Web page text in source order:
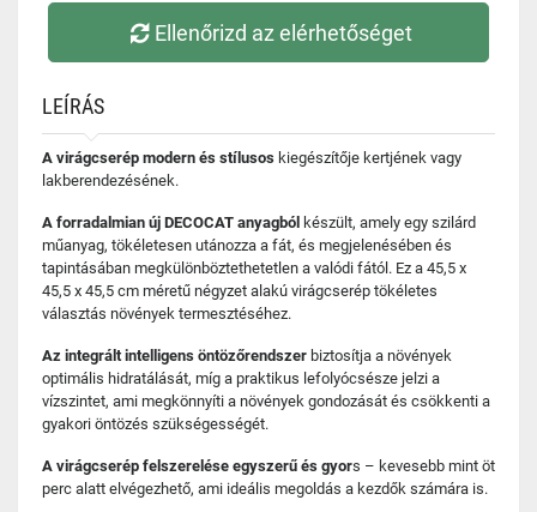
Ellenőrizd az elérhetőséget
LEÍRÁS
A virágcserép modern és stílusos kiegészítője kertjének vagy
lakberendezésének.
A forradalmian új DECOCAT anyagból készült, amely egy szilárd
műanyag, tökéletesen utánozza a fát, és megjelenésében és
tapintásában megkülönböztethetetlen a valódi fától. Ez a 45,5 x
45,5 x 45,5 cm méretű négyzet alakú virágcserép tökéletes
választás növények termesztéséhez.
Az integrált intelligens öntözőrendszer biztosítja a növények
optimális hidratálását, míg a praktikus lefolyócsésze jelzi a
vízszintet, ami megkönnyíti a növények gondozását és csökkenti a
gyakori öntözés szükségességét.
A virágcserép felszerelése egyszerű és gyors – kevesebb mint öt
perc alatt elvégezhető, ami ideális megoldás a kezdők számára is.